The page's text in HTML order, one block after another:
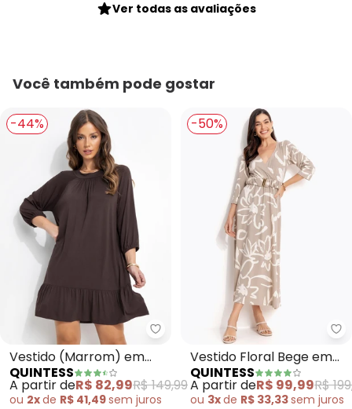
Ver todas as avaliações
Você também pode gostar
-44%
Quintess - Vestido (Marrom)
Vestido (Marrom) em
Malha de Viscose
QUINTESS
A partir deR$ 82,99R$ 149,99
ou 2xde R$ 41,49sem juros
-50%
Vestido Floral Bege em
Malha de Viscose
QUINTESS
A partir deR$ 99,99R$
ou 3xde R$ 33,33sem juros